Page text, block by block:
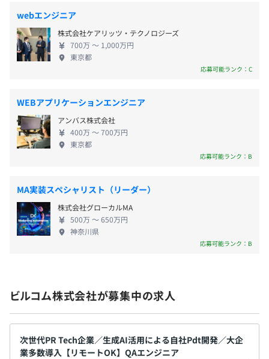
DynamoDB、Aurora MySQL、Google BigQuery、
RedShift、CloudSearch
PR Tech局 プロダクトグロース部：17名（業務委託含
む）
内訳：PM・PdM・開発ディレクター・開発担当エンジニ
ア・SRE担当エンジニア・運用担当エンジニア・QAエン
ジニア・メンテナンス担当（パートタイム）
〈バスでのアクセス〉
都営バス 「六本木駅前」下車 渋谷方面へ徒歩1分
《年間休日123日 ※2025年実績》
・完全週休2日制（土・日）
・夏季特別休暇（3日）
・慶弔休暇
・リフレッシュ休暇（勤続3年ごと）
など
・ 通勤交通費（全額支給）
・役職手当（局長・部長）
※当社規定による
・勤続賞与（1年、3年、5年、10年、15年、20年、以降
10年ごと）
・リファラル採用インセンティブ
は、国内でも数少ないPR領域特化型のSaaSプロダク
トである『PR Analyzer』のほか、祖業であるPRコン
サルティング、メディアデータベースの3つの事業を
お互いシナジーのある形で展開し、大企業や地方自
治体の広報・PRを支援しています。 【提供サービス
商品が売れる」という事例を耳にしたことはないで
しょうか。その裏側には、プレスリリースや記者会
見をはじめとする企業の広報活動があります。そうし
た企業の広報に対してどの程度の反響があったか
の評判や株価、売上などに大きく影響するPR戦略の
基盤となるデータを提供しているプロダクトです。
また、今後のプロダクトビジョンとして「広報活動
のパーソナライズを実現する」を掲げ、これまで提
SNSデータなどの膨大なデータを資産として活用
し、よりユーザーにとって価値のあるプロダクトに
進化させる挑戦ができる環境が整っています。
webエンジニア
株式会社ケアリッツ・テクノロジーズ
700万 〜 1,000万円
東京都
応募可能ランク：C
WEBアプリケーションエンジニア
アンバス株式会社
400万 〜 700万円
東京都
応募可能ランク：B
MA実装スペシャリスト（リーダー）
株式会社グローカルMA
500万 〜 650万円
神奈川県
応募可能ランク：B
ビルコム株式会社が募集中の求人
次世代PR Tech企業／生成AI活用による自社Pdt開発／大企
業多数導入【リモートOK】QAエンジニア